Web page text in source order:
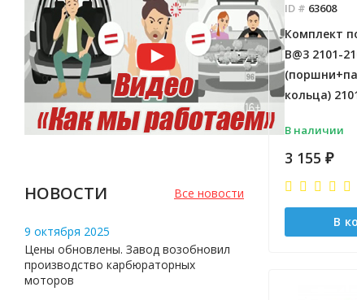
Все новости
НОВОСТИ
9 октября 2025
Цены обновлены. Завод возобновил
производство карбюраторных
моторов
ID # 63608
Комплект
B@3 2101-
кольца)
В наличии
3 155 ₽
В